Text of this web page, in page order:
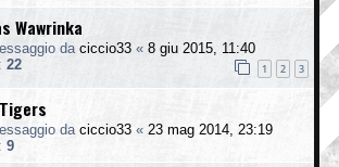
Wawrinka
da ciccio33 « 8 giu 2015, 11:40
22 1 2 3
da ciccio33 « 23 mag 2014, 23:19
9